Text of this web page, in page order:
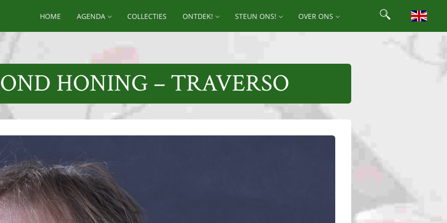
HOME AGENDA COLLECTIES ONTDEK! STEUN ONS! OVER ONS Search
Search for:
HONING – TRAVERSO